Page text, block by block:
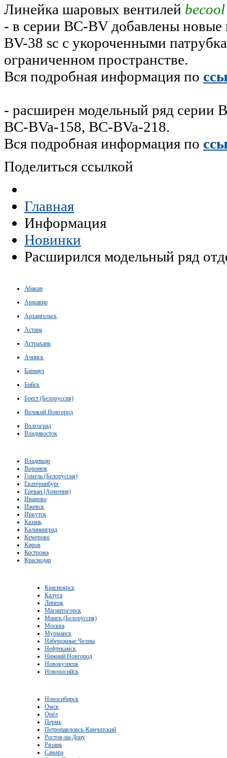
Линейка шаровых вентилей becool
- в серии BC-BV добавлены
BV-38 sc с укороченными
ограниченном пространстве.
Вся подробная информация по
- расширен модельный ряд серии
BC-BVa-158, BC-BVa-218.
Вся подробная информация по
Поделиться ссылкой
Главная
Информация
Новинки
Расширился модельный ряд
Абакан
Армавир
Архангельск
Астана
Астрахань
Ачинск
Барнаул
Бийск
Брест (Белоруссия)
Великий Новгород
Волгоград
Владивосток
Владимир
Воронеж
Гомель (Белоруссия)
Екатеринбург
Ереван (Армения)
Иваново
Ижевск
Иркутск
Казань
Калининград
Кемерово
Киров
Кострома
Краснодар
Красноярск
Калуга
Липецк
Магнитогорск
Минск (Белоруссия)
Москва
Мурманск
Набережные Челны
Нефтекамск
Нижний Новгород
Новокузнецк
Новоросийск
Новосибирск
Омск
Орёл
Пермь
Петропавловск-Камчатский
Ростов-на-Дону
Рязань
Самара